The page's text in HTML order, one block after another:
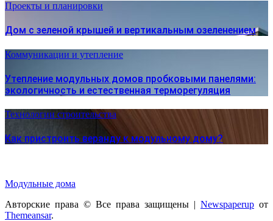
Проекты и планировки
Дом с зеленой крышей и вертикальным озеленением
Коммуникации и утепление
Утепление модульных домов пробковыми панелями:
экологичность и естественная терморегуляция
Технологии строительства
Как пристроить веранду к модульному дому?
Модульные дома
Авторские права © Все права защищены | Newspaperup от
Themeansar.